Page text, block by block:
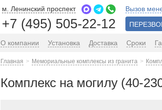
м. Ленинский проспект
+7 (495) 505-22-12
Вызов
О компании Установка Доставка Сроки
Главная Мемориальные комплексы из гранита
Комплекс на могилу (40-